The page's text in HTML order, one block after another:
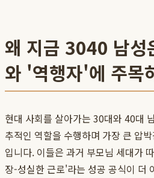
왜 지금 3040 남성
와 '역행자'에 주목
현대 사회를 살아가는 30대와 40대
추적인 역할을 수행하며 가장 큰 압
입니다. 이들은 과거 부모님 세대가
장-성실한 근로'라는 성공 공식이 더